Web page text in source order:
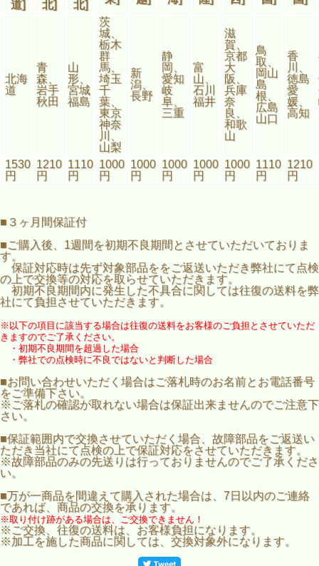
道] 北] 北]
北海
道
青
森、
岩手
秋田
山
形、
宮城
福島
茨
城、
栃木
群
馬、
埼玉
千
葉、
東京
神奈
川、
山梨
新
潟、
長野
静
岡、
愛知
岐
阜、
三重
富
山、
石川
福井
滋
賀、
京都
大
阪、
兵庫
奈
良、
和歌
山
鳥
取、
岡山
島
根、
広島
山口
香
川、
徳島
愛
媛、
高知
1530
円
1210
円
1110
円
1000
円
1000
円
1000
円
1000
円
1000
円
1110
円
1210
円
■３ヶ月間保証付
■ご購入後、1週間を初期不良期間とさせていただいておりま
す。
保証対応時は先ず対象部品ををご返送いただき弊社にて点検
の上で交換等の対応を取らせていただきます。
初期不良期間内に発生した不具合に関しては往復の送料を弊
社にて負担させていただきます。
※以下の項目に該当する場合は往復の送料をお客様のご負担とさせていただ
きますのでご了承ください。
・初期不良期間を超過した場合
・弊社での点検時に不良ではないと判断した場合
■お問い合わせいただく場合はご落札時のお名前とお電話番号
をご準備下さい。
※ご落札の確認が取れない場合は保証出来ませんのでご注意下
さい。
■保証範囲内で交換させていただく場合、故障部品をご返送い
ただき当社にて点検の上で保証対応をさせていただきます。
※故障部品のみの先送りは行っておりませんのでご了承くださ
い。
■万が一商品を間違えて購入された場合は、7日以内のご連絡
であれば、商品の交換を承ります。
※取り付け跡がある場合は、ご交換できません！
※ご交換、往復の送料は、お客様負担になります。
※加工を施した商品に関しては、交換対象外になります。